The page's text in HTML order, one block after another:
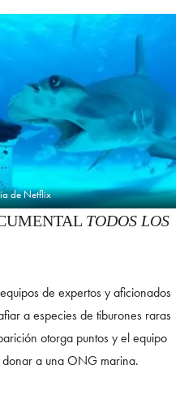
de Netflix
TODOS LOS
de expertos y aficionados
a especies de tiburones raras
otorga puntos y el equipo
a una ONG marina.